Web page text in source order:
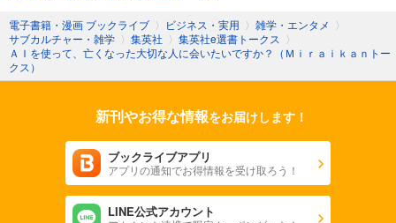
電子書籍・漫画 ブックライブ 〉 ビジネス・実用 〉 雑学・エンタメ 〉
サブカルチャー・雑学 〉 集英社 〉 集英社e選書トークス 〉
ＡＩを使って、亡くなった大切な人に会いたいですか？（Ｍｉｒａｉｋａｎトー
クス）
新刊やお得な情報をお届けします！
ブックライブアプリ
アプリの通知でお得情報を受け取ろう！
LINE公式アカウント